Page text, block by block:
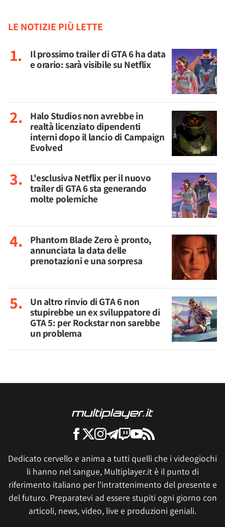
LE NOTIZIE PIÙ LETTE
Il prossimo trailer di GTA 6 ha data
e orario: sarà visibile su Netflix
Halo Studios non avrebbe in
realtà licenziato dipendenti
interni dopo il lancio di Campaign
Evolved
L'esclusiva Netflix per il nuovo
trailer di GTA 6 sta generando
molte polemiche
Phantom Blade Zero è pronto,
annunciata la data delle
prenotazioni e una sorpresa
Un altro rinvio di GTA 6 non
stupirebbe un ex sviluppatore di
GTA 5: per Rockstar non sarebbe
un problema
Dedicato cervello e anima a tutti quelli che i videogiochi
li hanno nel sangue, Multiplayer.it è il punto di
riferimento italiano per l'intrattenimento del presente e
del futuro. Preparatevi ad essere stupiti ogni giorno con
articoli, news, video, live e produzioni geniali.